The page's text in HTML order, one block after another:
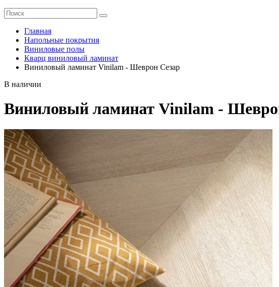
Главная
Напольные покрытия
Виниловые полы
Кварц виниловый ламинат
Виниловый ламинат Vinilam - Шеврон Сезар
В наличии
Виниловый ламинат Vinilam -